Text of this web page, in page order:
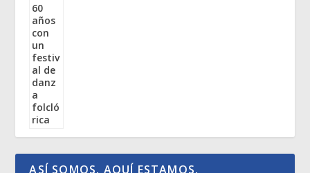
ASÍ SOMOS. AQUÍ ESTAMOS.